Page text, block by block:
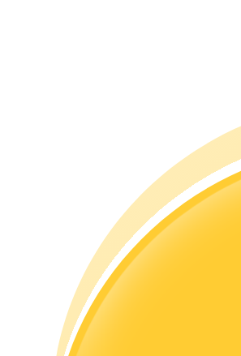
Торговые стратегии
Узнайте, как оставаться прибыльным
Заработок